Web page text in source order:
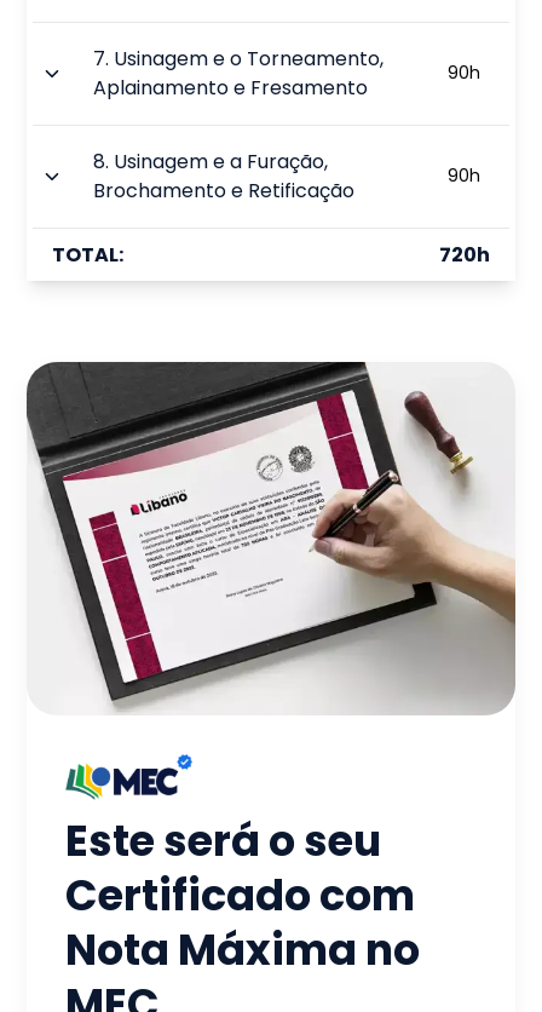
7. Usinagem e o Torneamento,
Aplainamento e Fresamento
90h
8. Usinagem e a Furação,
Brochamento e Retificação
90h
TOTAL: 720h
Este será o seu
Certificado com
Nota Máxima no